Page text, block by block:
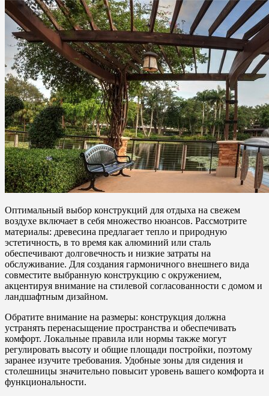
Оптимальный выбор конструкций для отдыха на свежем
воздухе включает в себя множество нюансов. Рассмотрите
материалы: древесина предлагает тепло и природную
эстетичность, в то время как алюминий или сталь
обеспечивают долговечность и низкие затраты на
обслуживание. Для создания гармоничного внешнего вида
совместите выбранную конструкцию с окружением,
акцентируя внимание на стилевой согласованности с домом и
ландшафтным дизайном.
Обратите внимание на размеры: конструкция должна
устранять перенасыщение пространства и обеспечивать
комфорт. Локальные правила или нормы также могут
регулировать высоту и общие площади постройки, поэтому
заранее изучите требования. Удобные зоны для сидения и
столешницы значительно повысит уровень вашего комфорта и
функциональности.